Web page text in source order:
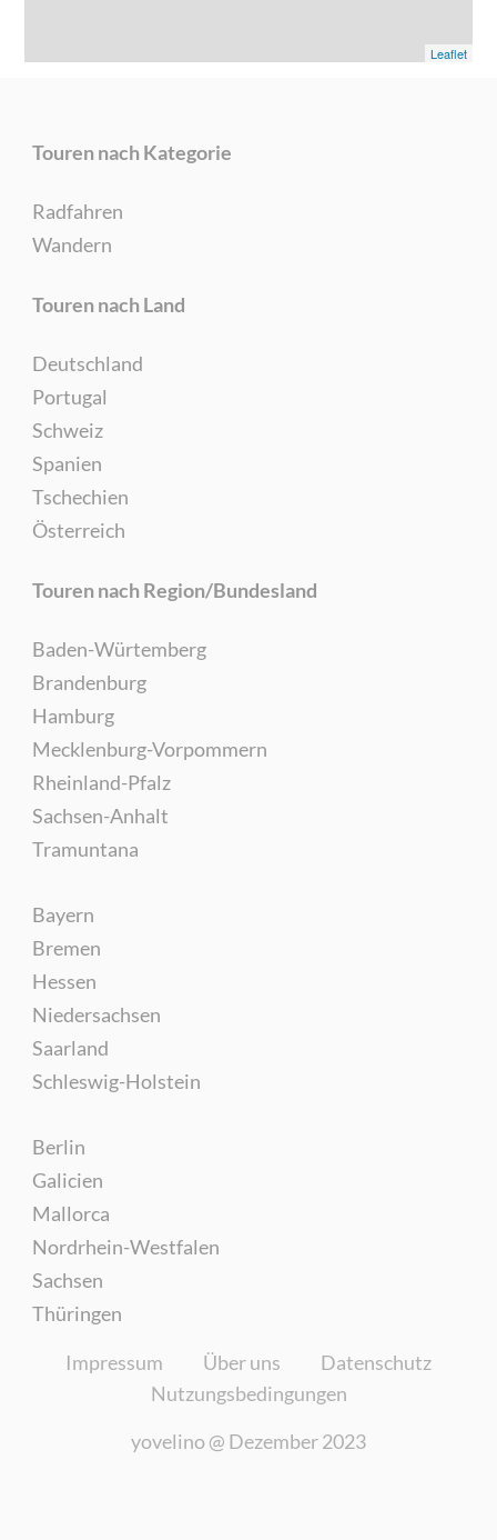
Leaflet
Touren nach Kategorie
Radfahren
Wandern
Touren nach Land
Deutschland
Portugal
Schweiz
Spanien
Tschechien
Österreich
Touren nach Region/Bundesland
Baden-Würtemberg
Brandenburg
Hamburg
Mecklenburg-Vorpommern
Rheinland-Pfalz
Sachsen-Anhalt
Tramuntana
Bayern
Bremen
Hessen
Niedersachsen
Saarland
Schleswig-Holstein
Berlin
Galicien
Mallorca
Nordrhein-Westfalen
Sachsen
Thüringen
Impressum Über uns
Datenschutz
Nutzungsbedingungen
yovelino @ Dezember 2023